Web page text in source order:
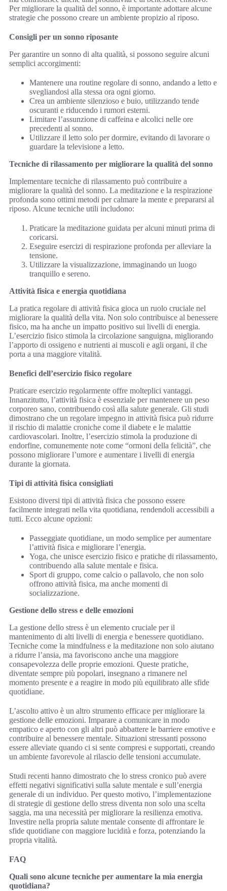
Per migliorare la qualità del sonno, è importante adottare alcune
strategie che possono creare un ambiente propizio al riposo.
Consigli per un sonno riposante
Per garantire un sonno di alta qualità, si possono seguire alcuni
semplici accorgimenti:
Mantenere una routine regolare di sonno, andando a letto e
svegliandosi alla stessa ora ogni giorno.
Crea un ambiente silenzioso e buio, utilizzando tende
oscuranti e riducendo i rumori esterni.
Limitare l’assunzione di caffeina e alcolici nelle ore
precedenti al sonno.
Utilizzare il letto solo per dormire, evitando di lavorare o
guardare la televisione a letto.
Tecniche di rilassamento per migliorare la qualità del sonno
Implementare tecniche di rilassamento può contribuire a
migliorare la qualità del sonno. La meditazione e la respirazione
profonda sono ottimi metodi per calmare la mente e prepararsi al
riposo. Alcune tecniche utili includono:
Praticare la meditazione guidata per alcuni minuti prima di
coricarsi.
Eseguire esercizi di respirazione profonda per alleviare la
tensione.
Utilizzare la visualizzazione, immaginando un luogo
tranquillo e sereno.
Attività fisica e energia quotidiana
La pratica regolare di attività fisica gioca un ruolo cruciale nel
migliorare la qualità della vita. Non solo contribuisce al benessere
fisico, ma ha anche un impatto positivo sui livelli di energia.
L’esercizio fisico stimola la circolazione sanguigna, migliorando
l’apporto di ossigeno e nutrienti ai muscoli e agli organi, il che
porta a una maggiore vitalità.
Benefici dell’esercizio fisico regolare
Praticare esercizio regolarmente offre molteplici vantaggi.
Innanzitutto, l’attività fisica è essenziale per mantenere un peso
corporeo sano, contribuendo così alla salute generale. Gli studi
dimostrano che un regolare impegno in attività fisica può ridurre
il rischio di malattie croniche come il diabete e le malattie
cardiovascolari. Inoltre, l’esercizio stimola la produzione di
endorfine, comunemente note come “ormoni della felicità”, che
possono migliorare l’umore e aumentare i livelli di energia
durante la giornata.
Tipi di attività fisica consigliati
Esistono diversi tipi di attività fisica che possono essere
facilmente integrati nella vita quotidiana, rendendoli accessibili a
tutti. Ecco alcune opzioni:
Passeggiate quotidiane, un modo semplice per aumentare
l’attività fisica e migliorare l’energia.
Yoga, che unisce esercizio fisico e pratiche di rilassamento,
contribuendo alla salute mentale e fisica.
Sport di gruppo, come calcio o pallavolo, che non solo
offrono attività fisica, ma anche momenti di
socializzazione.
Gestione dello stress e delle emozioni
La gestione dello stress è un elemento cruciale per il
mantenimento di alti livelli di energia e benessere quotidiano.
Tecniche come la mindfulness e la meditazione non solo aiutano
a ridurre l’ansia, ma favoriscono anche una maggiore
consapevolezza delle proprie emozioni. Queste pratiche,
diventate sempre più popolari, insegnano a rimanere nel
momento presente e a reagire in modo più equilibrato alle sfide
quotidiane.
L’ascolto attivo è un altro strumento efficace per migliorare la
gestione delle emozioni. Imparare a comunicare in modo
empatico e aperto con gli altri può abbattere le barriere emotive e
contribuire al benessere mentale. Situazioni stressanti possono
essere alleviate quando ci si sente compresi e supportati, creando
un ambiente favorevole al rilascio delle tensioni accumulate.
Studi recenti hanno dimostrato che lo stress cronico può avere
effetti negativi significativi sulla salute mentale e sull’energia
generale di un individuo. Per questo motivo, l’implementazione
di strategie di gestione dello stress diventa non solo una scelta
saggia, ma una necessità per migliorare la resilienza emotiva.
Investire nella propria salute mentale consente di affrontare le
sfide quotidiane con maggiore lucidità e forza, potenziando la
propria vitalità.
FAQ
Quali sono alcune tecniche per aumentare la mia energia
quotidiana?